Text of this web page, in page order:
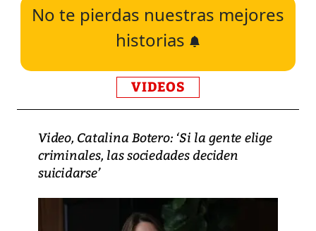
No te pierdas nuestras mejores
historias
VIDEOS
Video, Catalina Botero: ‘Si la gente elige
criminales, las sociedades deciden
suicidarse’